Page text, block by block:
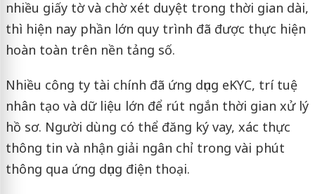
nhiều giấy tờ và chờ xét duyệt trong thời gian dài,
thì hiện nay phần lớn quy trình đã được thực hiện
hoàn toàn trên nền tảng số.
Nhiều công ty tài chính đã ứng dụng eKYC, trí tuệ
nhân tạo và dữ liệu lớn để rút ngắn thời gian xử lý
hồ sơ. Người dùng có thể đăng ký vay, xác thực
thông tin và nhận giải ngân chỉ trong vài phút
thông qua ứng dụng điện thoại.